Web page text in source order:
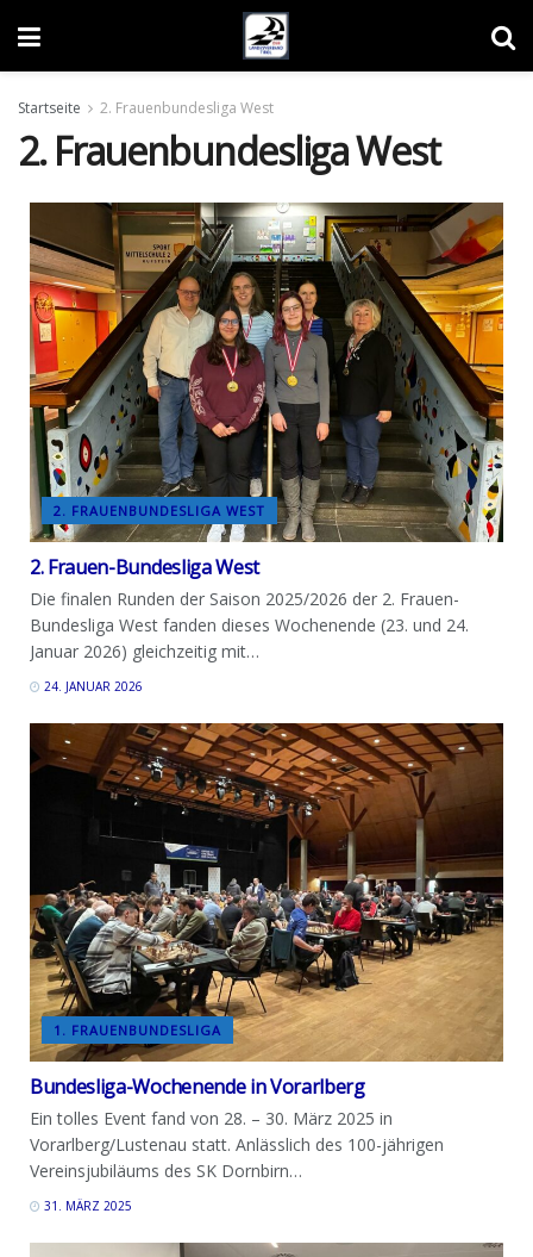
Startseite 2. Frauenbundesliga West
2. Frauenbundesliga West
2. FRAUENBUNDESLIGA WEST
2. Frauen-Bundesliga West
Die finalen Runden der Saison 2025/2026 der 2. Frauen-
Bundesliga West fanden dieses Wochenende (23. und 24.
Januar 2026) gleichzeitig mit…
24. JANUAR 2026
1. FRAUENBUNDESLIGA
Bundesliga-Wochenende in Vorarlberg
Ein tolles Event fand von 28. – 30. März 2025 in
Vorarlberg/Lustenau statt. Anlässlich des 100-jährigen
Vereinsjubiläums des SK Dornbirn…
31. MÄRZ 2025